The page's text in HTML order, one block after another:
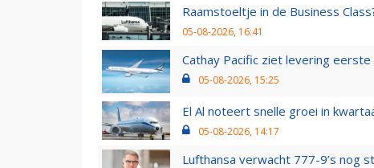
Raamstoeltje in de Business
05-08-2026, 16:41
Cathay Pacific ziet levering
05-08-2026, 15:25
El Al noteert snelle groei in
05-08-2026, 14:17
Lufthansa verwacht 777-9’s nog